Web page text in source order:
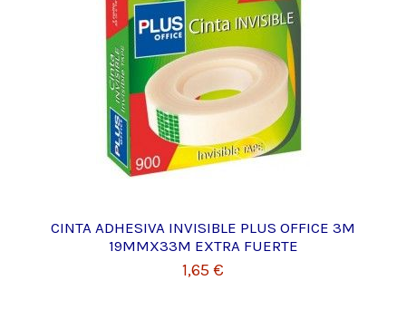
CINTA ADHESIVA INVISIBLE PLUS OFFICE 3M
19MMX33M EXTRA FUERTE
1,65 €